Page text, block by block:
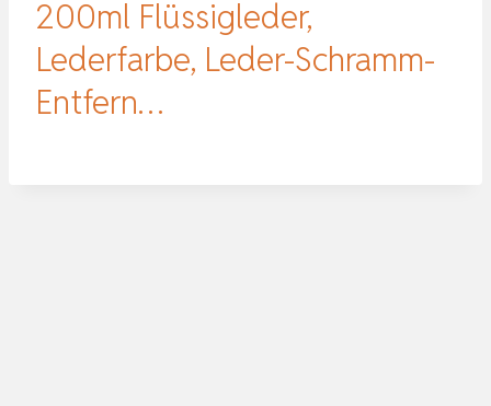
200ml Flüssigleder,
Lederfarbe, Leder-Schramm-
Entfern…